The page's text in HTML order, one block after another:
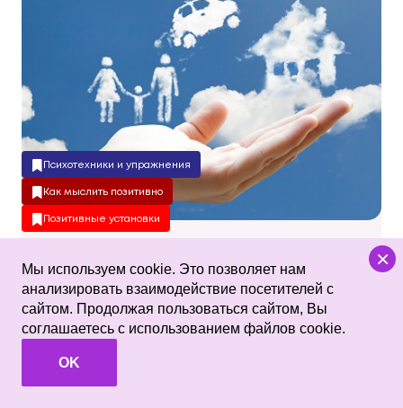
Психотехники и упражнения
Как мыслить позитивно
Позитивные установки
Как правильно загадать
желание, чтобы оно сбылось
Подробнее
×
Мы используем cookie. Это позволяет нам
анализировать взаимодействие посетителей с
сайтом. Продолжая пользоваться сайтом, Вы
соглашаетесь с использованием файлов cookie.
OK